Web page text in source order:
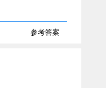
参考答案